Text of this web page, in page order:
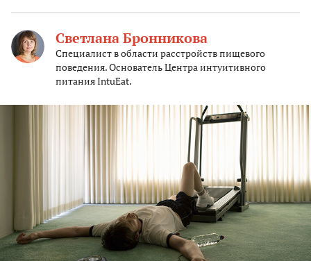
Светлана Бронникова
Специалист в области расстройств пищевого
поведения. Основатель Центра интуитивного
питания IntuEat.